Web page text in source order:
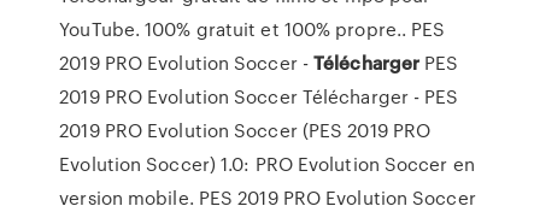
YouTube. 100% gratuit et 100% propre.. PES
2019 PRO Evolution Soccer -Télécharger PES
2019 PRO Evolution Soccer Télécharger - PES
2019 PRO Evolution Soccer (PES 2019 PRO
Evolution Soccer) 1.0: PRO Evolution Soccer en
version mobile. PES 2019 PRO Evolution Soccer